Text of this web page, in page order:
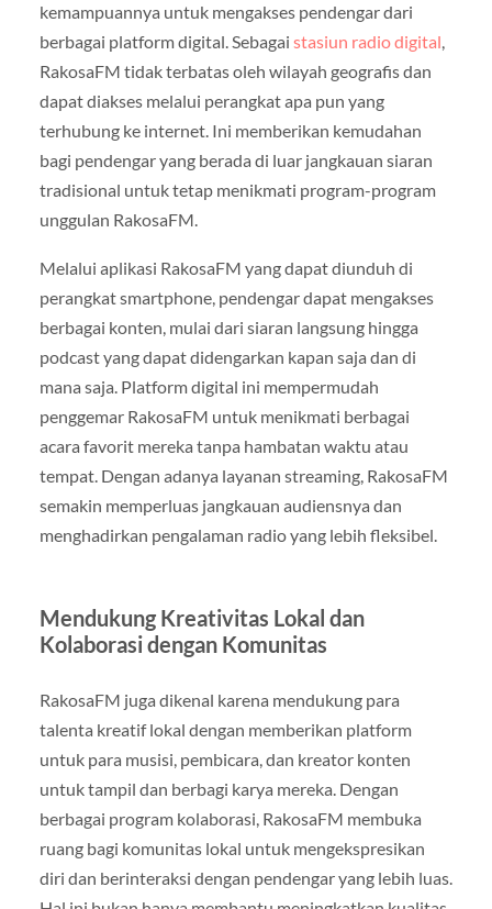
kemampuannya untuk mengakses pendengar dari
berbagai platform digital. Sebagai stasiun radio digital,
RakosaFM tidak terbatas oleh wilayah geografis dan
dapat diakses melalui perangkat apa pun yang
terhubung ke internet. Ini memberikan kemudahan
bagi pendengar yang berada di luar jangkauan siaran
tradisional untuk tetap menikmati program-program
unggulan RakosaFM.
Melalui aplikasi RakosaFM yang dapat diunduh di
perangkat smartphone, pendengar dapat mengakses
berbagai konten, mulai dari siaran langsung hingga
podcast yang dapat didengarkan kapan saja dan di
mana saja. Platform digital ini mempermudah
penggemar RakosaFM untuk menikmati berbagai
acara favorit mereka tanpa hambatan waktu atau
tempat. Dengan adanya layanan streaming, RakosaFM
semakin memperluas jangkauan audiensnya dan
menghadirkan pengalaman radio yang lebih fleksibel.
Mendukung Kreativitas Lokal dan
Kolaborasi dengan Komunitas
RakosaFM juga dikenal karena mendukung para
talenta kreatif lokal dengan memberikan platform
untuk para musisi, pembicara, dan kreator konten
untuk tampil dan berbagi karya mereka. Dengan
berbagai program kolaborasi, RakosaFM membuka
ruang bagi komunitas lokal untuk mengekspresikan
diri dan berinteraksi dengan pendengar yang lebih luas.